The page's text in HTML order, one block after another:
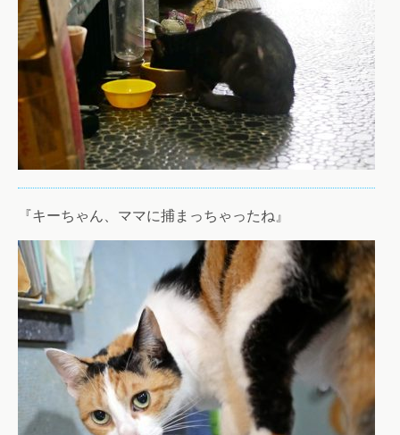
『キーちゃん、ママに捕まっちゃったね』